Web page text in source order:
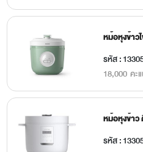
หม้อหุงข้า
รหัส :
18,000 คะ
หม้อหุงข้าว
รหัส :